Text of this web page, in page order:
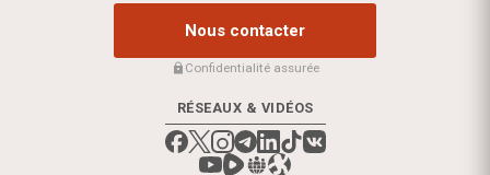
Nous contacter
Confidentialité assurée
RÉSEAUX & VIDÉOS